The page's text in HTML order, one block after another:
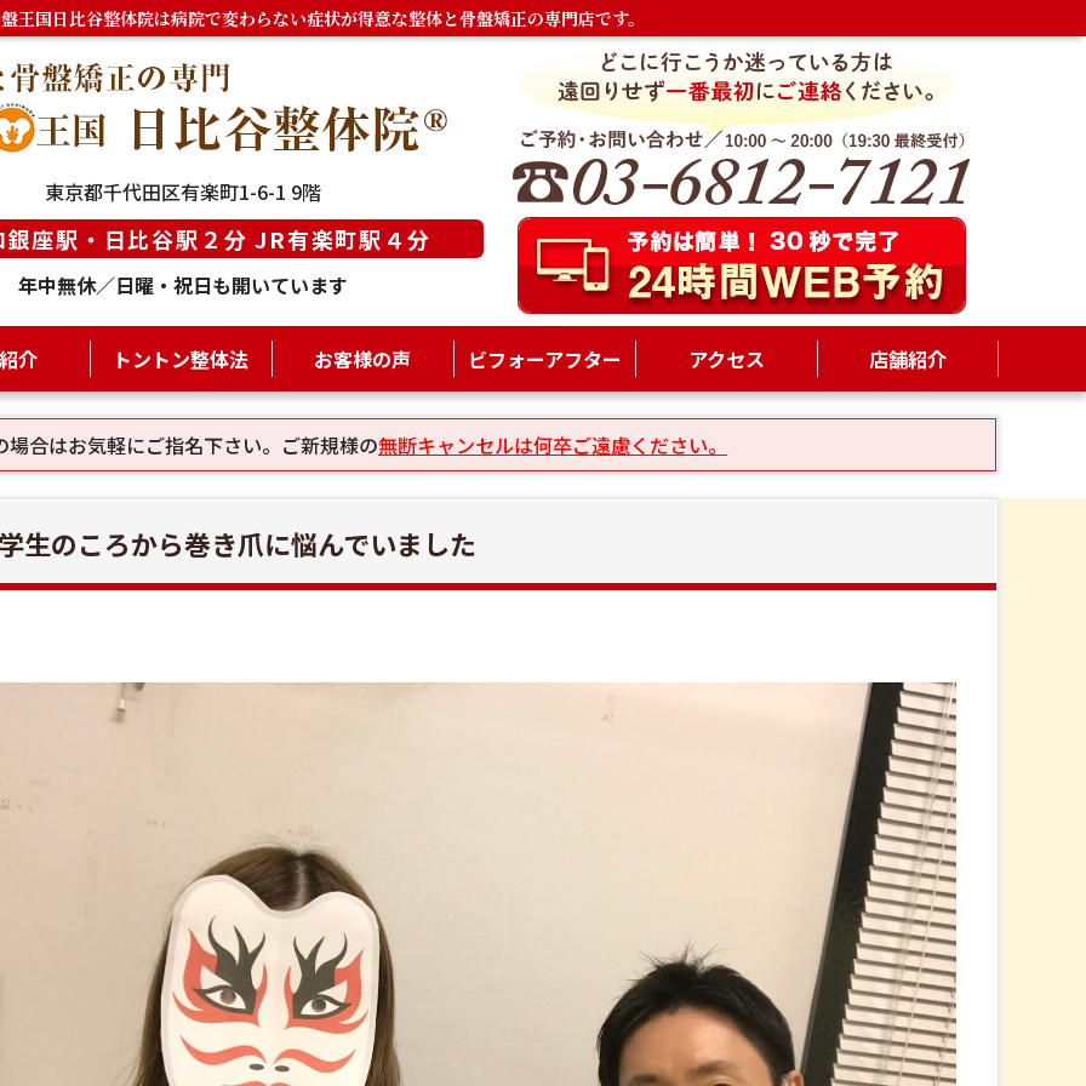
王国日比谷整体院は病院で変わらない症状が得意な整体と骨盤矯正の専門店です。
東京都千代田区有楽町1-6-1 9階
銀座駅・日比谷駅２分 JR有楽町駅４分
年中無休／日曜・祝日も開いています
介 トントン整体法 お客様の声 ビフォーアフター アクセス 店舗紹介
合はお気軽にご指名下さい。ご新規様の無断キャンセルは何卒ご遠慮ください。
生のころから巻き爪に悩んでいました